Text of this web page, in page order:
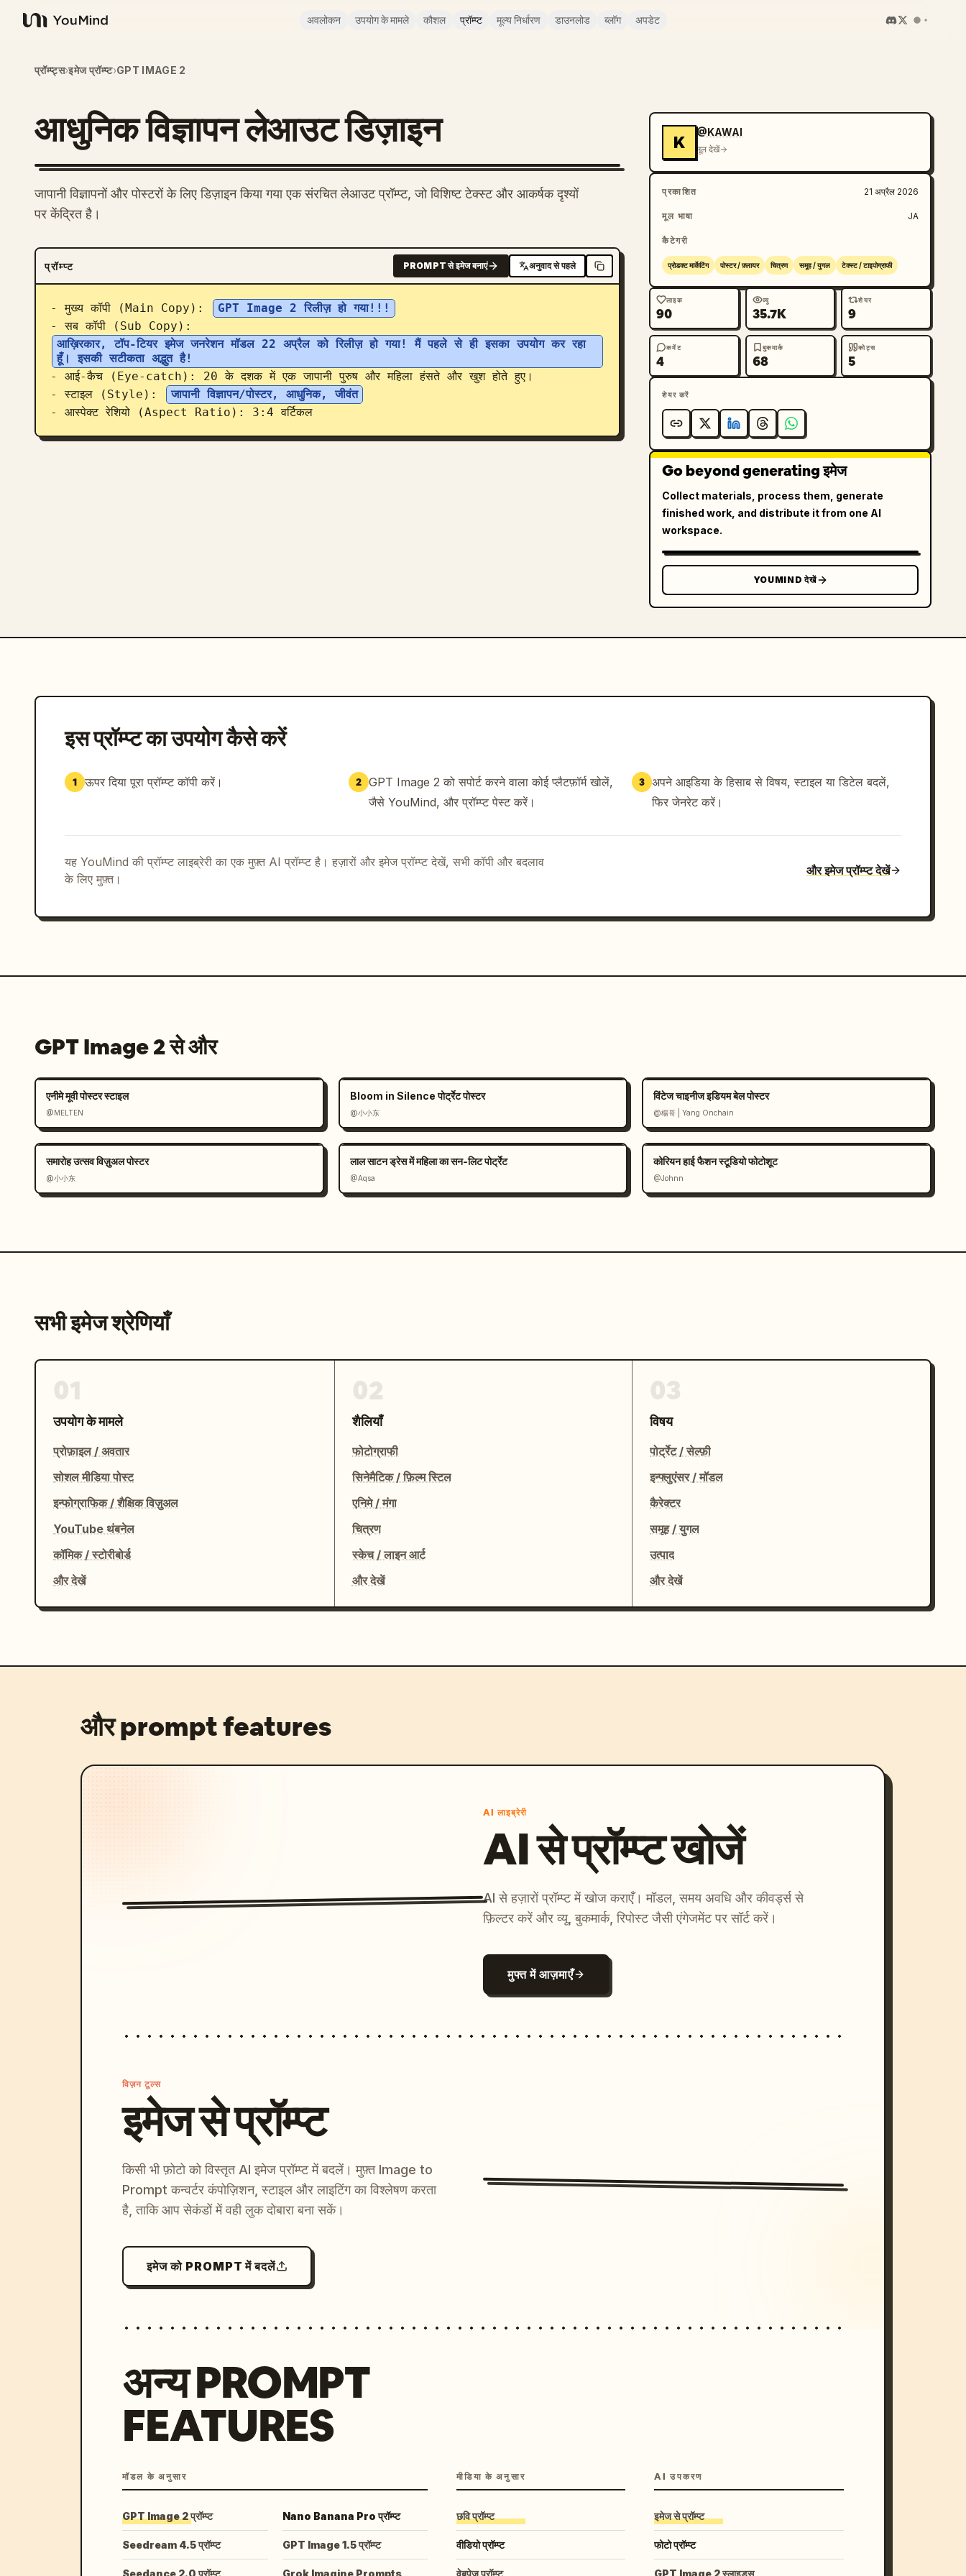
YouMind
अवलोकन उपयोग के मामले कौशल प्रॉम्प्ट मूल्य निर्धारण डाउनलोड ब्लॉग अपडेट
प्रॉम्प्ट्स›इमेज प्रॉम्प्ट›GPT IMAGE 2
आधुनिक विज्ञापन लेआउट डिज़ाइन
जापानी विज्ञापनों और पोस्टरों के लिए डिज़ाइन किया गया एक संरचित लेआउट प्रॉम्प्ट, जो विशिष्ट टेक्स्ट और आकर्षक दृश्यों
पर केंद्रित है।
प्रॉम्प्ट PROMPT से इमेज बनाएं अनुवाद से पहले
- मुख्य कॉपी (Main Copy):
GPT Image 2 रिलीज़ हो गया!!!
- सब कॉपी (Sub Copy):
आख़िरकार, टॉप-टियर इमेज जनरेशन मॉडल 22 अप्रैल को रिलीज़ हो गया! मैं पहले से ही इसका उपयोग कर रहा
हूँ। इसकी सटीकता अद्भुत है!
- आई-कैच (Eye-catch): 20 के दशक में एक जापानी पुरुष और महिला हंसते और खुश होते हुए।
- स्टाइल (Style):
जापानी विज्ञापन/पोस्टर, आधुनिक, जीवंत
- आस्पेक्ट रेशियो (Aspect Ratio): 3:4 वर्टिकल
K
@KAWAI
मूल देखें
प्रकाशित 21 अप्रैल 2026
मूल भाषा JA
कैटेगरी
प्रोडक्ट मार्केटिंग पोस्टर / फ़्लायर चित्रण समूह / युगल टेक्स्ट / टाइपोग्राफी
लाइक
90
व्यू
35.7K
शेयर
9
कमेंट
4
बुकमार्क
68
कोट्स
5
शेयर करें
Go beyond generating इमेज
Collect materials, process them, generate
finished work, and distribute it from one AI
workspace.
YOUMIND देखें
इस प्रॉम्प्ट का उपयोग कैसे करें
1 ऊपर दिया पूरा प्रॉम्प्ट कॉपी करें। 2 GPT Image 2 को सपोर्ट करने वाला कोई प्लैटफ़ॉर्म खोलें,
जैसे YouMind, और प्रॉम्प्ट पेस्ट करें।
3 अपने आइडिया के हिसाब से विषय, स्टाइल या डिटेल बदलें,
फिर जेनरेट करें।
यह YouMind की प्रॉम्प्ट लाइब्रेरी का एक मुफ़्त AI प्रॉम्प्ट है। हज़ारों और इमेज प्रॉम्प्ट देखें, सभी कॉपी और बदलाव
के लिए मुफ़्त।
और इमेज प्रॉम्प्ट देखें
GPT Image 2 से और
एनीमे मूवी पोस्टर स्टाइल
@MELTEN
Bloom in Silence पोर्ट्रेट पोस्टर
@小小东
विंटेज चाइनीज इडियम बेल पोस्टर
@楊哥 | Yang Onchain
समारोह उत्सव विज़ुअल पोस्टर
@小小东
लाल साटन ड्रेस में महिला का सन-लिट पोर्ट्रेट
@Aqsa
कोरियन हाई फैशन स्टूडियो फोटोशूट
@Johnn
सभी इमेज श्रेणियाँ
उपयोग के मामले
प्रोफ़ाइल / अवतार
सोशल मीडिया पोस्ट
इन्फोग्राफिक / शैक्षिक विज़ुअल
YouTube थंबनेल
कॉमिक / स्टोरीबोर्ड
और देखें
शैलियाँ
फोटोग्राफी
सिनेमैटिक / फ़िल्म स्टिल
एनिमे / मंगा
चित्रण
स्केच / लाइन आर्ट
और देखें
विषय
पोर्ट्रेट / सेल्फ़ी
इन्फ्लुएंसर / मॉडल
कैरेक्टर
समूह / युगल
उत्पाद
और देखें
और prompt features
AI लाइब्रेरी
AI से प्रॉम्प्ट खोजें
AI से हज़ारों प्रॉम्प्ट में खोज कराएँ। मॉडल, समय अवधि और कीवर्ड्स से
फ़िल्टर करें और व्यू, बुकमार्क, रिपोस्ट जैसी एंगेजमेंट पर सॉर्ट करें।
मुफ्त में आज़माएँ
विज़न टूल्स
इमेज से प्रॉम्प्ट
किसी भी फ़ोटो को विस्तृत AI इमेज प्रॉम्प्ट में बदलें। मुफ़्त Image to
Prompt कन्वर्टर कंपोज़िशन, स्टाइल और लाइटिंग का विश्लेषण करता
है, ताकि आप सेकंडों में वही लुक दोबारा बना सकें।
इमेज को PROMPT में बदलें
अन्य PROMPT
FEATURES
मॉडल के अनुसार
GPT Image 2 प्रॉम्प्ट Nano Banana Pro प्रॉम्प्ट
Seedream 4.5 प्रॉम्प्ट GPT Image 1.5 प्रॉम्प्ट
Seedance 2.0 प्रॉम्प्ट Grok Imagine Prompts
मीडिया के अनुसार
छवि प्रॉम्प्ट
वीडियो प्रॉम्प्ट
वेबपेज प्रॉम्प्ट
AI उपकरण
इमेज से प्रॉम्प्ट
फोटो प्रॉम्प्ट
GPT Image 2 स्लाइड्स